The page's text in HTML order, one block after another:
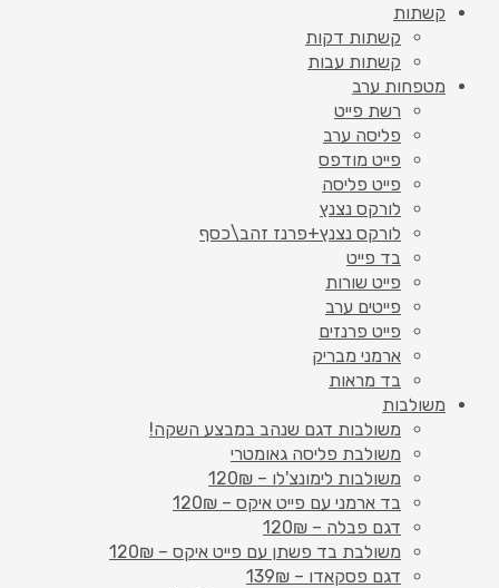
קשתות
קשתות דקות
קשתות עבות
מטפחות ערב
רשת פייט
פליסה ערב
פייט מודפס
פייט פליסה
לורקס נצנץ
לורקס נצנץ+פרנז זהב\כסף
בד פייט
פייט שורות
פייטים ערב
פייט פרנזים
ארמני מבריק
בד מראות
משולבות
משולבות דגם שנהב במבצע השקה!
משולבת פליסה גאומטרי
משולבות לימונצ'לו – 120₪
בד ארמני עם פייט איקס – 120₪
דגם פבלה – 120₪
משולבת בד פשתן עם פייט איקס – 120₪
דגם פסקאדו – 139₪